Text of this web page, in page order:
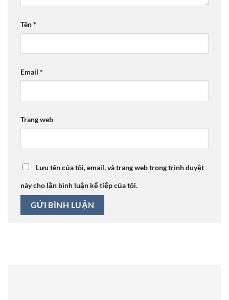
Tên*
Email *
Trang web
Lưu tên của tôi, email, và trang web trong trình duyệt
này cho lần bình luận kế tiếp của tôi.